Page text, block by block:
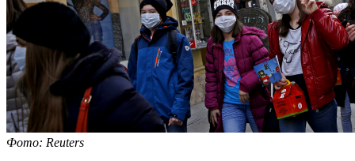
Фото: Reuters